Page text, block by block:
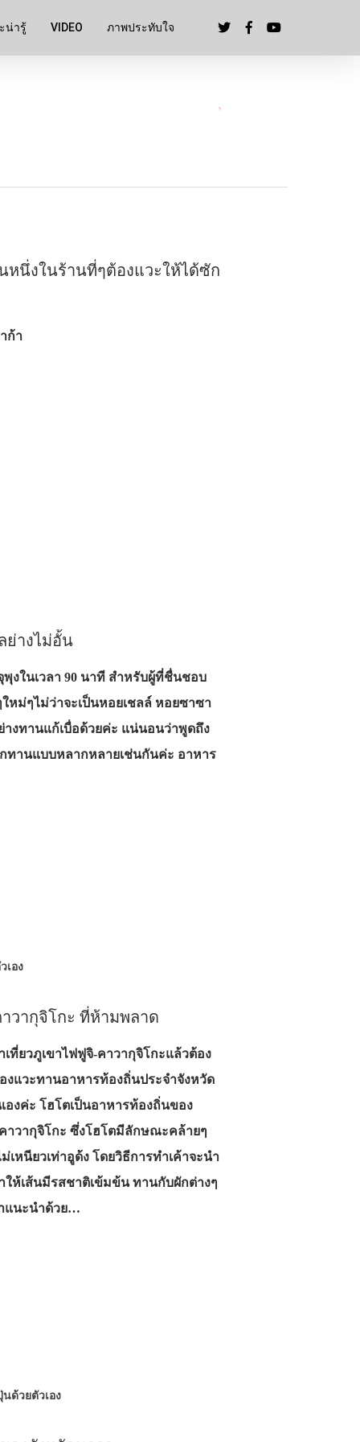
น่ารู้ VIDEO ภาพประทับใจ
หนึ่งในร้านที่ๆต้องแวะให้ได้ซัก
ก้า
ย่างไม่อั้น
พุงในเวลา 90 นาที สำหรับผู้ที่ชื่นชอบ
หม่ๆไม่ว่าจะเป็นหอยเชลล์ หอยซาซา
างทานแก้เบื่อด้วยค่ะ แน่นอนว่าพูดถึง
ทานแบบหลากหลายเช่นกันค่ะ อาหาร
เอง
วากุจิโกะ ที่ห้ามพลาด
ยวภูเขาไฟฟูจิ‐คาวากุจิโกะแล้วต้อง
งแวะทานอาหารท้องถิ่นประจำจังหวัด
องค่ะ โฮโตเป็นอาหารท้องถิ่นของ
าวากุจิโกะ ซึ่งโฮโตมีลักษณะคล้ายๆ
เหนียวเท่าอูด้ง โดยวิธีการทำเค้าจะนำ
ให้เส้นมีรสชาติเข้มข้น ทานกับผักต่างๆ
แนะนำด้วย…
ด้วยตัวเอง